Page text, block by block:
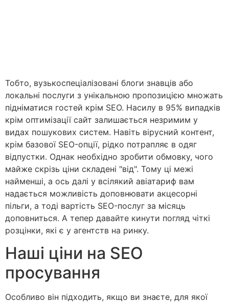
Тобто, вузькоспеціалізовані блоги знавців або
локальні послуги з унікальною пропозицією множать
підніматися гостей крім SEO. Насилу в 95% випадків
крім оптимізації сайт залишається незримим у
видах пошукових систем. Навіть вірусний контент,
крім базової SEO-опції, рідко потрапляє в одяг
відпустки. Однак необхідно зробити обмовку, чого
майже скрізь ціни складені "від". Тому ці межі
найменші, а ось далі у всілякий авіатариф вам
надається можливість доповнювати акцесорні
пільги, а тоді вартість SEO-послуг за місяць
доповниться. А тепер давайте кинути погляд чіткі
розцінки, які є у агентств на ринку.
Наші ціни на SEO
просування
Особливо він підходить, якщо ви знаєте, для якої